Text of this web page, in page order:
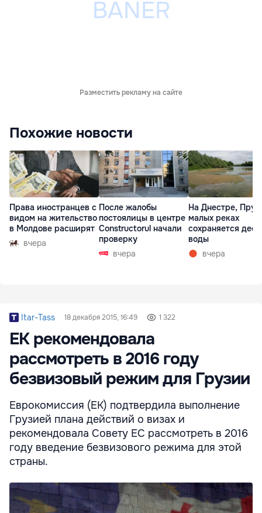
Разместить рекламу на сайте
Похожие новости
Права иностранцев с
видом на жительство
в Молдове расширят
вчера
После жалобы
постоялицы в центре
Constructorul начали
проверку
вчера
На Днестре,
малых реках
сохраняется
воды
вчера
Itar-Tass 18 декабря 2015, 16:49 1 322
ЕК рекомендовала
рассмотреть в 2016 году
безвизовый режим для Грузии
Еврокомиссия (ЕК) подтвердила выполнение
Грузией плана действий о визах и
рекомендовала Совету ЕС рассмотреть в 2016
году введение безвизового режима для этой
страны.